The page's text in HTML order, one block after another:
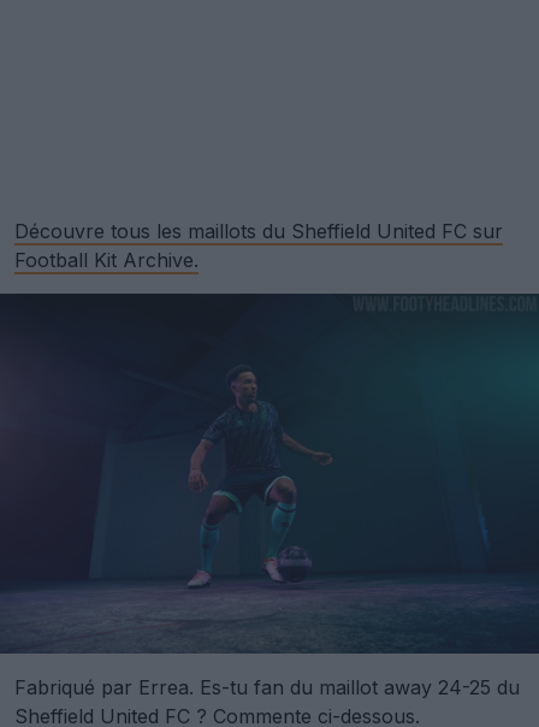
Découvre tous les maillots du Sheffield United FC sur
Football Kit Archive.
Fabriqué par Errea. Es-tu fan du maillot away 24-25 du
Sheffield United FC ? Commente ci-dessous.